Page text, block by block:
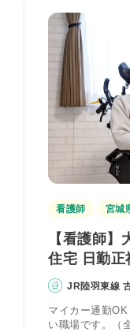
看護師 宮城
【看護師
住宅 日勤正
JR陸羽東線
マイカー通勤
い職場です。（